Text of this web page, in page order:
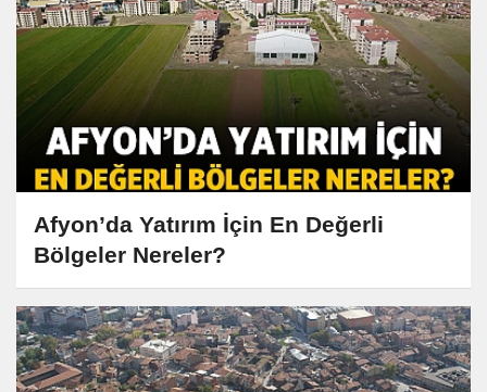
Afyon’da Yatırım İçin En Değerli
Bölgeler Nereler?